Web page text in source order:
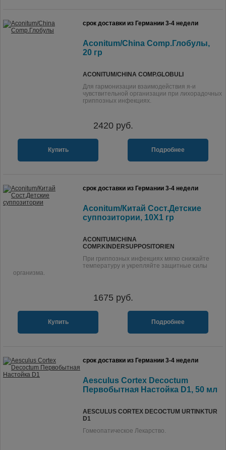
срок доставки из Германии 3-4 недели
Aconitum/China Comp.Глобулы,
20 гр
ACONITUM/CHINA COMP.GLOBULI
Для гармонизации взаимодействия я-и
чувствительной организации при лихорадочных
гриппозных инфекциях.
2420руб.
Купить Подробнее
срок доставки из Германии 3-4 недели
Aconitum/Китай Сост.Детские
суппозитории, 10X1 гр
ACONITUM/CHINA
COMP.KINDERSUPPOSITORIEN
При гриппозных инфекциях мягко снижайте
температуру и укрепляйте защитные силы
организма.
1675 руб.
Купить Подробнее
срок доставки из Германии 3-4 недели
Aesculus Cortex Decoctum
Первобытная Настойка D1, 50 мл
AESCULUS CORTEX DECOCTUM URTINKTUR
D1
Гомеопатическое Лекарство.